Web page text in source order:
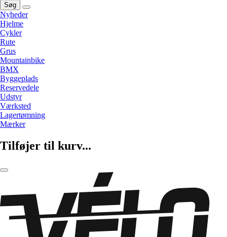
Søg
Nyheder
Hjelme
Cykler
Rute
Grus
Mountainbike
BMX
Byggeplads
Reservedele
Udstyr
Værksted
Lagertømning
Mærker
Tilføjer til kurv...